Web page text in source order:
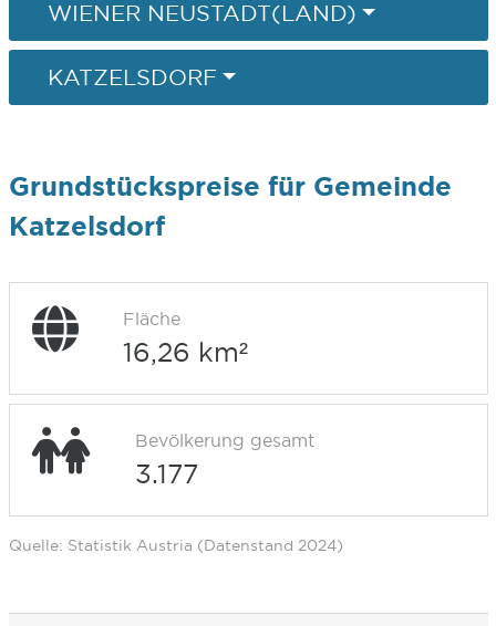
WIENER NEUSTADT(LAND)
KATZELSDORF
Grundstückspreise für Gemeinde
Katzelsdorf
Fläche
16,26 km²
Bevölkerung gesamt
3.177
Quelle: Statistik Austria (Datenstand 2024)